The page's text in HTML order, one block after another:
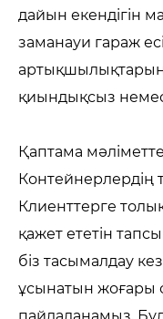
дайын екендігін
заманауи гараж
қиындықсыз
Қаптама
Контейнерлердің
Клиенттерге
қажет ететін
біз тасымалдау
ұсынатын жоғары
пайдаланамыз.